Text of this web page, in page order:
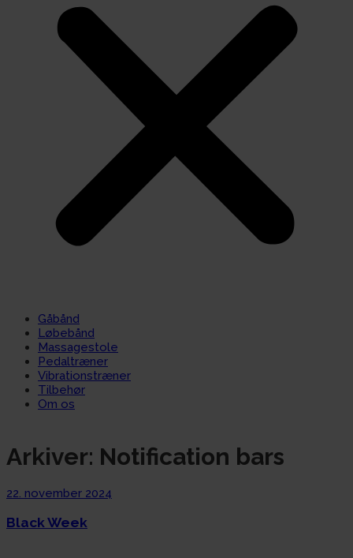
Gåbånd
Løbebånd
Massagestole
Pedaltræner
Vibrationstræner
Tilbehør
Om os
Arkiver: Notification bars
22. november 2024
Black Week